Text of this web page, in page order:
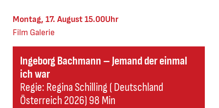
Ingeborg Bachmann – Jemand der einmal
ich war
Regie: Regina Schilling ( Deutschland
Österreich 2026) 98 Min
Montag, 17. August 15.00Uhr
Film Galerie